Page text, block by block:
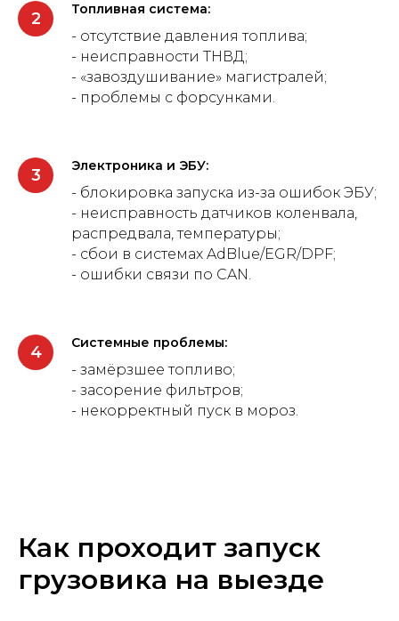
Топливная система:
- отсутствие давления топлива;
- неисправности ТНВД;
- «завоздушивание» магистралей;
- проблемы с форсунками.
Электроника и ЭБУ:
- блокировка запуска из-за ошибок ЭБУ;
- неисправность датчиков коленвала,
распредвала, температуры;
- сбои в системах AdBlue/EGR/DPF;
- ошибки связи по CAN.
Системные проблемы:
- замёрзшее топливо;
- засорение фильтров;
- некорректный пуск в мороз.
Как проходит запуск
грузовика на выезде